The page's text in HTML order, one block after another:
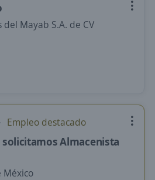
del Mayab S.A. de CV
Empleo destacado
Almacenista
México